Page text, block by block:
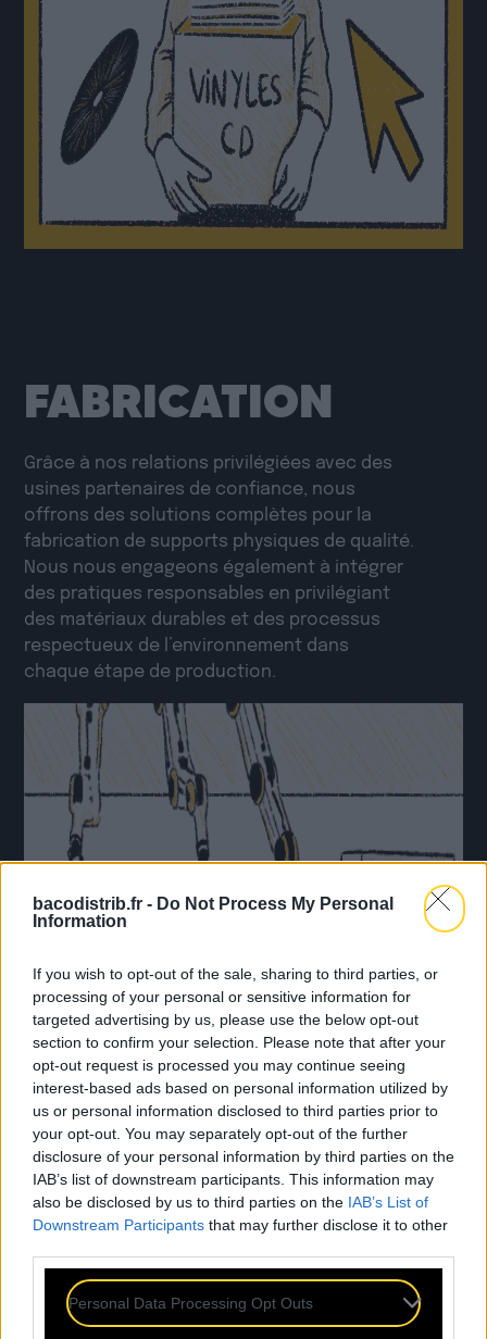
bacodistrib.fr - Do Not Process My Personal
Information
If you wish to opt-out of the sale, sharing to third parties, or
processing of your personal or sensitive information for
targeted advertising by us, please use the below opt-out
section to confirm your selection. Please note that after your
opt-out request is processed you may continue seeing
interest-based ads based on personal information utilized by
us or personal information disclosed to third parties prior to
your opt-out. You may separately opt-out of the further
disclosure of your personal information by third parties on the
IAB’s list of downstream participants. This information may
also be disclosed by us to third parties on the IAB’s List of
Downstream Participants that may further disclose it to other
Personal Data Processing Opt Outs
FABRICATION
Grâce à nos relations privilégiées avec des
usines partenaires de confiance, nous
offrons des solutions complètes pour la
fabrication de supports physiques de qualité.
Nous nous engageons également à intégrer
des pratiques responsables en privilégiant
des matériaux durables et des processus
respectueux de l’environnement dans
chaque étape de production.